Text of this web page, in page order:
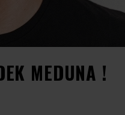
MEDUNA !